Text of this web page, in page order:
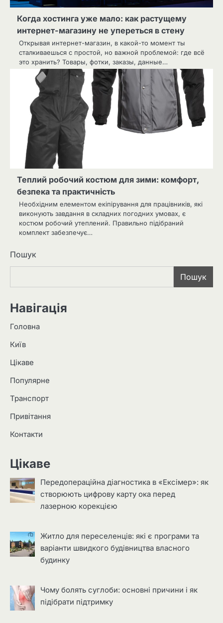
Когда хостинга уже мало: как растущему
интернет-магазину не упереться в стену
Открывая интернет-магазин, в какой-то момент ты
сталкиваешься с простой, но важной проблемой: где всё
это хранить? Товары, фотки, заказы, данные…
Теплий робочий костюм для зими: комфорт,
безпека та практичність
Необхідним елементом екіпірування для працівників, які
виконують завдання в складних погодних умовах, є
костюм робочий утеплений. Правильно підібраний
комплект забезпечує…
Пошук
Пошук
Навігація
Головна
Київ
Цікаве
Популярне
Транспорт
Привітання
Контакти
Цікаве
Передопераційна діагностика в «Ексімер»: як
створюють цифрову карту ока перед
лазерною корекцією
Житло для переселенців: які є програми та
варіанти швидкого будівництва власного
будинку
Чому болять суглоби: основні причини і як
підібрати підтримку